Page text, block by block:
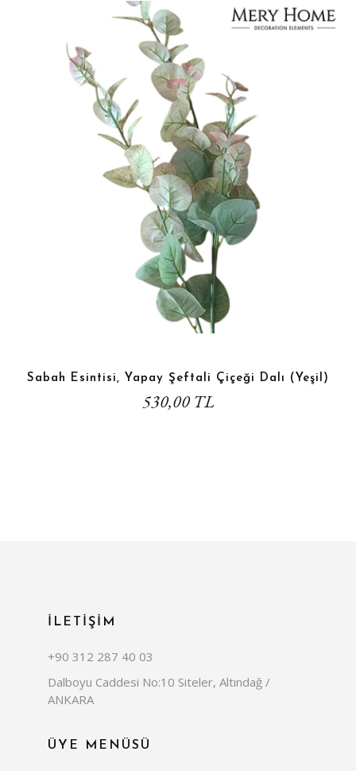
Sabah Esintisi, Yapay Şeftali Çiçeği Dalı (Yeşil)
530,00 TL
İLETİŞİM
+90 312 287 40 03
Dalboyu Caddesi No:10 Siteler, Altındağ /
ANKARA
ÜYE MENÜSÜ